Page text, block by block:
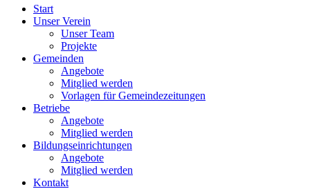
Start
Unser Verein
Unser Team
Projekte
Gemeinden
Angebote
Mitglied werden
Vorlagen für Gemeindezeitungen
Betriebe
Angebote
Mitglied werden
Bildungseinrichtungen
Angebote
Mitglied werden
Kontakt